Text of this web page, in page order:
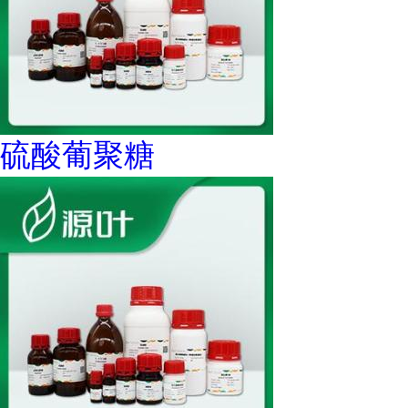
硫酸葡聚糖